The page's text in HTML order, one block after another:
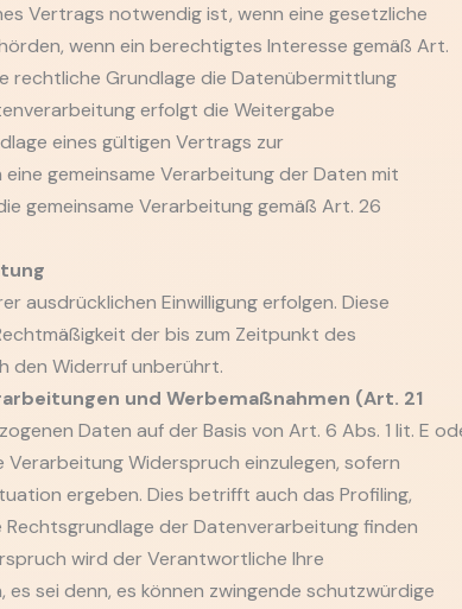
Vertrags notwendig ist, wenn eine gesetzliche
wenn ein berechtigtes Interesse gemäß Art.
rechtliche Grundlage die Datenübermittlung
erfolgt die Weitergabe
eines gültigen Vertrags zur
gemeinsame Verarbeitung der Daten mit
gemeinsame Verarbeitung gemäß Art. 26
ausdrücklichen Einwilligung erfolgen. Diese
der bis zum Zeitpunkt des
den Widerruf unberührt.
und Werbemaßnahmen (Art. 21
Daten auf der Basis von Art. 6 Abs. 1 lit. E
Verarbeitung Widerspruch einzulegen, sofern
ergeben. Dies betrifft auch das Profiling,
der Datenverarbeitung finden
wird der Verantwortliche Ihre
sei denn, es können zwingende schutzwürdige